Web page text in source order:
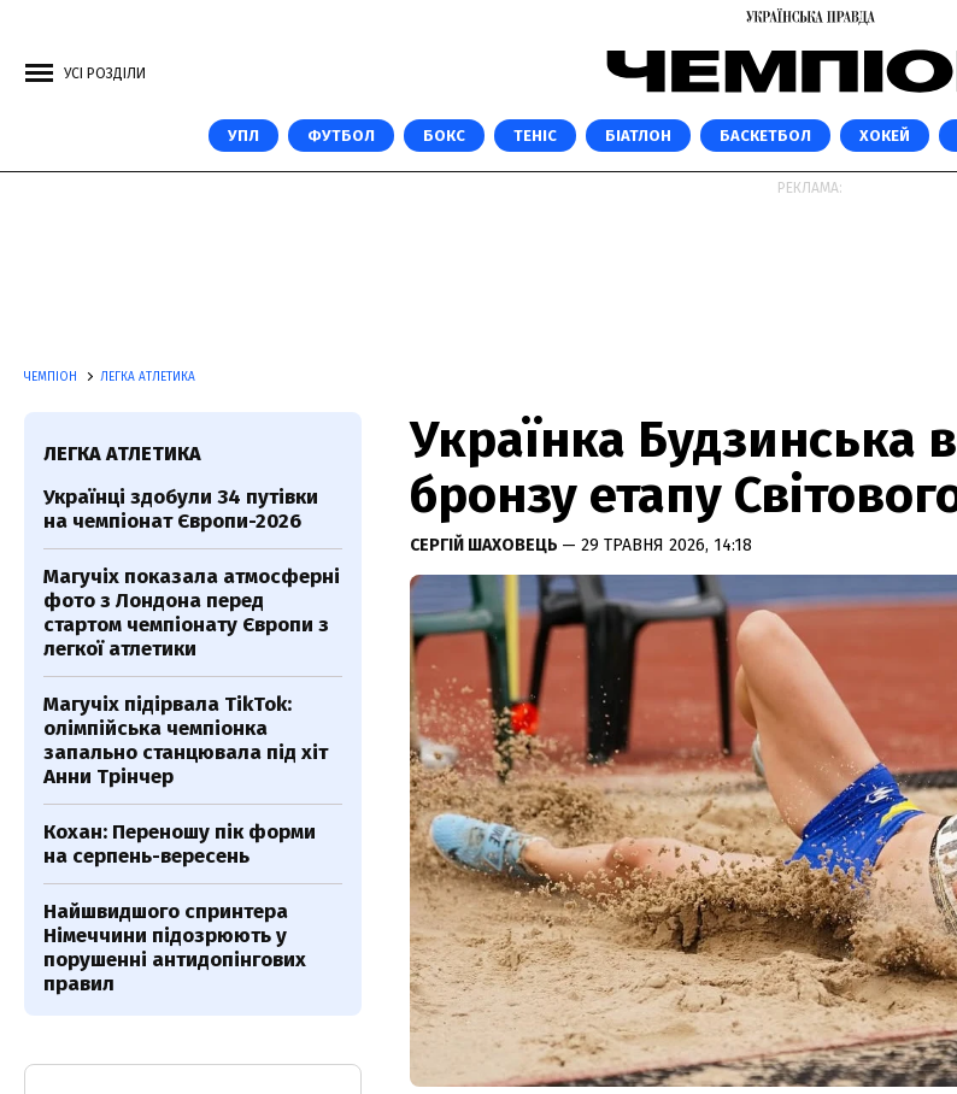
УСІ РОЗДІЛИ
УПЛ ФУТБОЛ БОКС ТЕНІС БІАТЛОН БАСКЕТБОЛ ХОКЕЙ
РЕКЛАМА:
ЧЕМПІОН ЛЕГКА АТЛЕТИКА
Українка Будзинська
бронзу етапу
СЕРГІЙ ШАХОВЕЦЬ — 29 ТРАВНЯ 2026, 14:18
ЛЕГКА АТЛЕТИКА
Українці здобули 34 путівки
на чемпіонат Європи-2026
Магучіх показала атмосферні
фото з Лондона перед
стартом чемпіонату Європи з
легкої атлетики
Магучіх підірвала TikTok:
олімпійська чемпіонка
запально станцювала під хіт
Анни Трінчер
Кохан: Переношу пік форми
на серпень-вересень
Найшвидшого спринтера
Німеччини підозрюють у
порушенні антидопінгових
правил